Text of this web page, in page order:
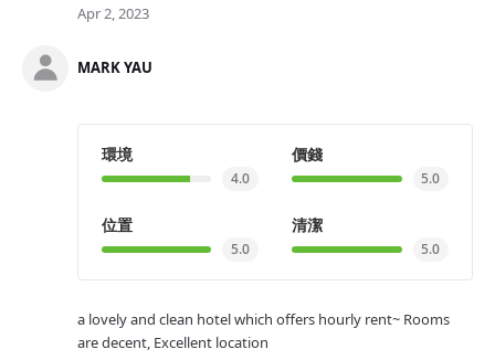
Apr 2, 2023
MARK YAU
環境
4.0
價錢
5.0
位置
5.0
清潔
5.0
a lovely and clean hotel which offers hourly rent~ Rooms
are decent, Excellent location